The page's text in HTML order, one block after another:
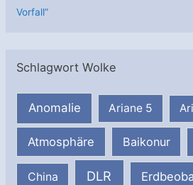
Vorfall”
Schlagwort Wolke
Anomalie Ariane 5
Atmosphäre Baikonur
China DLR